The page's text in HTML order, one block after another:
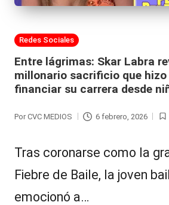
Publicada
Redes Sociales
Entre lágrimas: Skar Labra
millonario sacrificio que hizo
financiar su carrera desde
Publicado
Por CVC MEDIOS 6 febrero, 2026
Tras coronarse como la
Fiebre de Baile, la joven
emocionó a…